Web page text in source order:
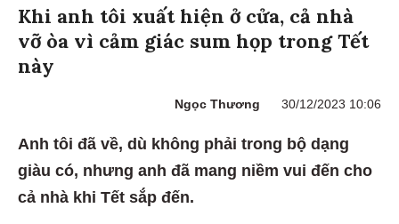
Khi anh tôi xuất hiện ở cửa, cả nhà
vỡ òa vì cảm giác sum họp trong Tết
này
Ngọc Thương 30/12/2023 10:06
Anh tôi đã về, dù không phải trong bộ dạng
giàu có, nhưng anh đã mang niềm vui đến cho
cả nhà khi Tết sắp đến.